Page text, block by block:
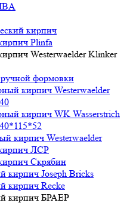
кирпич
Plinfa
Westerwaelder Klinker
формовки
кирпич Westerwaelder
кирпич WK Wasserstrich
кирпич Westerwaelder
ЛСР
Скрябин
кирпич Joseph Bricks
кирпич Recke
кирпич БРАЕР